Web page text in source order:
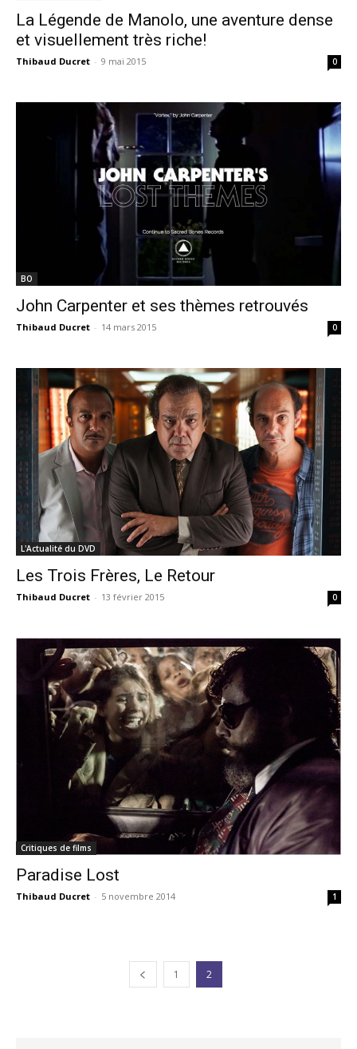
La Légende de Manolo, une aventure dense
et visuellement très riche!
Thibaud Ducret - 9 mai 2015 0
BO
John Carpenter et ses thèmes retrouvés
Thibaud Ducret - 14 mars 2015 0
L'Actualité du DVD
Les Trois Frères, Le Retour
Thibaud Ducret - 13 février 2015 0
Critiques de films
Paradise Lost
Thibaud Ducret - 5 novembre 2014 1
1 2